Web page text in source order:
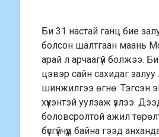
Би 31 настай ганц бие
болсон шалтгаан маань
арай л арчаагүй болжээ.
цэвэр сайн сахидаг залуу
шинжилгээ өгнө. Тэгсэн
хүүхэнтэй уулзаж үзлээ.
боловсролтой ажил
бүсгүйчүүд байна гээд